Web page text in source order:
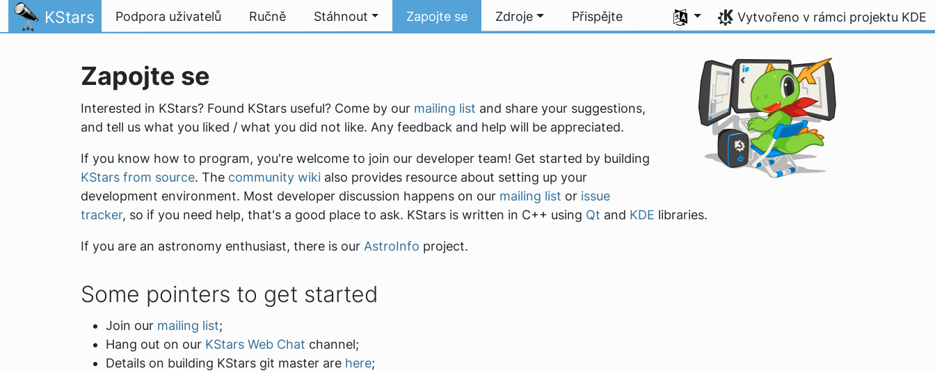
Přejít na obsah
KStars Podpora uživatelů Ručně Stáhnout Zapojte se Zdroje Přispějte
Zvolte svůj jazyk
Vytvořeno v rámci projektu KDE
Zapojte se
Interested in KStars? Found KStars useful? Come by our mailing list and share your suggestions,
and tell us what you liked / what you did not like. Any feedback and help will be appreciated.
If you know how to program, you're welcome to join our developer team! Get started by building
KStars from source. The community wikialso provides resource about setting up your
development environment. Most developer discussion happens on our mailing list or issue
tracker, so if you need help, that's a good place to ask. KStars is written in C++ using Qt and KDE libraries.
If you are an astronomy enthusiast, there is our AstroInfo project.
Some pointers to get started
Join our mailing list;
Hang out on our KStars Web Chat channel;
Details on building KStars git master are here;